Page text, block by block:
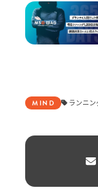
MIND ランニン